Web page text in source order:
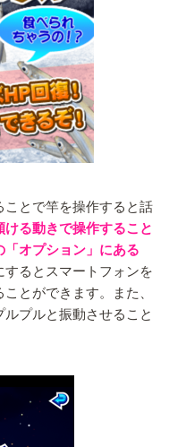
ことで竿を操作すると話
る動きで操作すること
「オプション」にある
するとスマートフォンを
とができます。また、
ルプルと振動させること